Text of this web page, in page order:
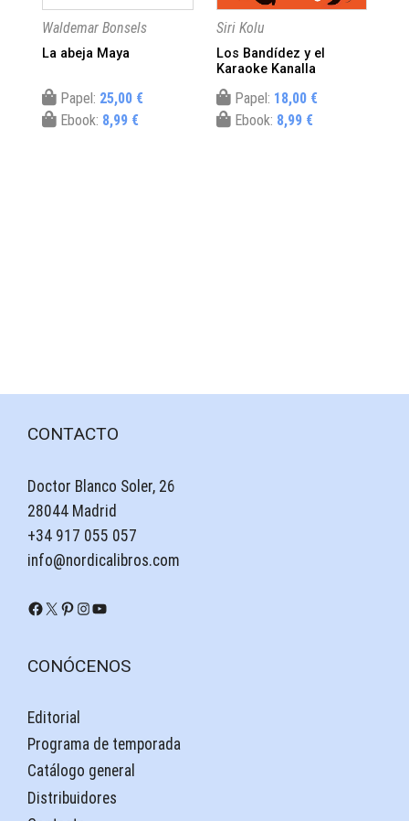
Waldemar Bonsels
La abeja Maya
Papel: 25,00 €
Ebook: 8,99 €
Siri Kolu
Los Bandídez y el
Karaoke Kanalla
Papel: 18,00 €
Ebook: 8,99 €
CONTACTO
Doctor Blanco Soler, 26
28044 Madrid
+34 917 055 057
info@nordicalibros.com
Facebook
X Pinterest
Instagram
YouTube
CONÓCENOS
Editorial
Programa de temporada
Catálogo general
Distribuidores